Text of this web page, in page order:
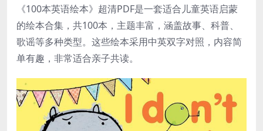
《100本英语绘本》超清PDF是一套适合儿童英语启蒙
的绘本合集，共100本，主题丰富，涵盖故事、科普、
歌谣等多种类型。这些绘本采用中英双字对照，内容简
单有趣，非常适合亲子共读。